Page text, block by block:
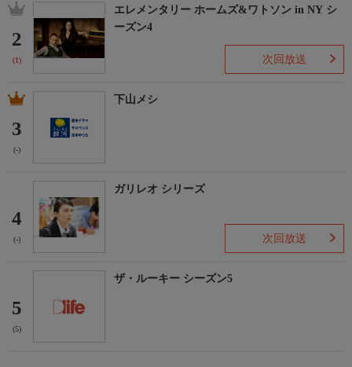
2
(1)
エレメンタリー ホームズ&ワトソン in NY シ
ーズン4
次回放送
3
(-)
下山メシ
4
(-)
ガリレオ シリーズ
次回放送
5
(5)
ザ・ルーキー シーズン5